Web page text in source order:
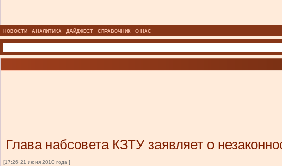
НОВОСТИ АНАЛИТИКА ДАЙДЖЕСТ СПРАВОЧНИК О НАС
Глава набсовета КЗТУ заявляет о
[17:26 21 июня 2010 года ]